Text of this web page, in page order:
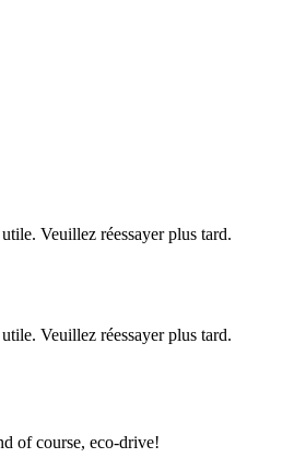
Veuillez réessayer plus tard.
Veuillez réessayer plus tard.
of course, eco-drive!